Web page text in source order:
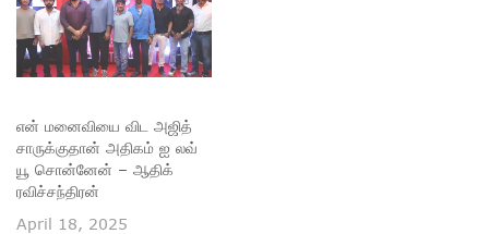
என் மனைவியை விட அஜித்
சாருக்குதான் அதிகம் ஐ லவ்
யூ சொன்னேன் – ஆதிக்
ரவிச்சந்திரன்
April 18, 2025